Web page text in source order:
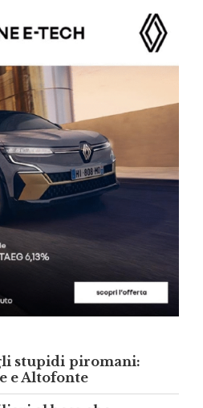
stupidi piromani:
e Altofonte